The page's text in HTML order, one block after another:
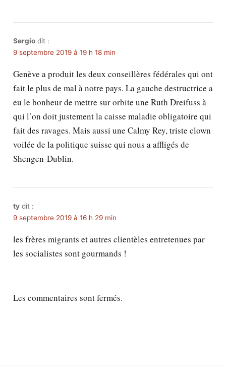
Sergio dit :
9 septembre 2019 à 19 h 18 min
Genève a produit les deux conseillères fédérales qui ont
fait le plus de mal à notre pays. La gauche destructrice a
eu le bonheur de mettre sur orbite une Ruth Dreifuss à
qui l’on doit justement la caisse maladie obligatoire qui
fait des ravages. Mais aussi une Calmy Rey, triste clown
voilée de la politique suisse qui nous a affligés de
Shengen-Dublin.
ty dit :
9 septembre 2019 à 16 h 29 min
les frères migrants et autres clientèles entretenues par
les socialistes sont gourmands !
Les commentaires sont fermés.